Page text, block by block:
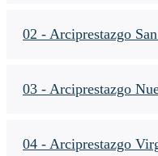
02 - Arciprestazgo
03 - Arciprestazgo
04 - Arciprestazgo